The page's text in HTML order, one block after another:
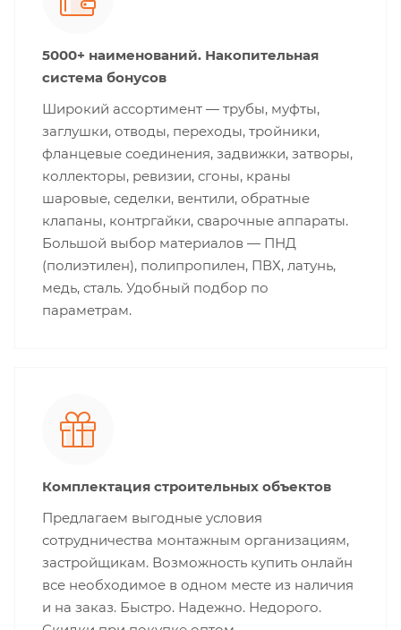
5000+ наименований. Накопительная
система бонусов
Широкий ассортимент — трубы, муфты,
заглушки, отводы, переходы, тройники,
фланцевые соединения, задвижки, затворы,
коллекторы, ревизии, сгоны, краны
шаровые, седелки, вентили, обратные
клапаны, контргайки, сварочные аппараты.
Большой выбор материалов — ПНД
(полиэтилен), полипропилен, ПВХ, латунь,
медь, сталь. Удобный подбор по
параметрам.
Комплектация строительных объектов
Предлагаем выгодные условия
сотрудничества монтажным организациям,
застройщикам. Возможность купить онлайн
все необходимое в одном месте из наличия
и на заказ. Быстро. Надежно. Недорого.